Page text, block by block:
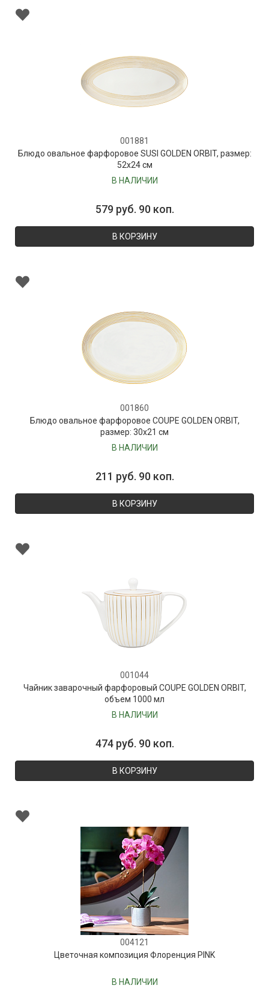
001881
Блюдо овальное фарфоровое SUSI GOLDEN ORBIT, размер:
52х24 см
В НАЛИЧИИ
579 руб. 90 коп.
В КОРЗИНУ
001860
Блюдо овальное фарфоровое COUPE GOLDEN ORBIT,
размер: 30х21 см
В НАЛИЧИИ
211 руб. 90 коп.
В КОРЗИНУ
001044
Чайник заварочный фарфоровый COUPE GOLDEN ORBIT,
объем 1000 мл
В НАЛИЧИИ
474 руб. 90 коп.
В КОРЗИНУ
004121
Цветочная композиция Флоренция PINK
В НАЛИЧИИ